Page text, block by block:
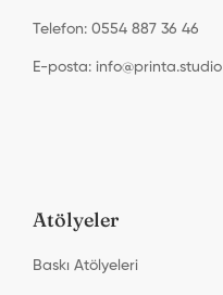
Telefon: 0554 887 36 46
E-posta: info@printa.studio
Atölyeler
Baskı Atölyeleri